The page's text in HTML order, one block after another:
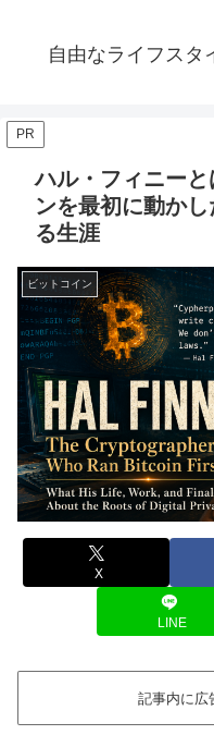
自由なライフスタ
PR
ハル・フィニー
ンを最初に動か
る生涯
ビットコイン
X
LINE
記事内に広